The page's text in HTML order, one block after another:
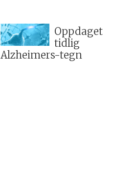
Oppdaget
tidlig
Alzheimers-tegn